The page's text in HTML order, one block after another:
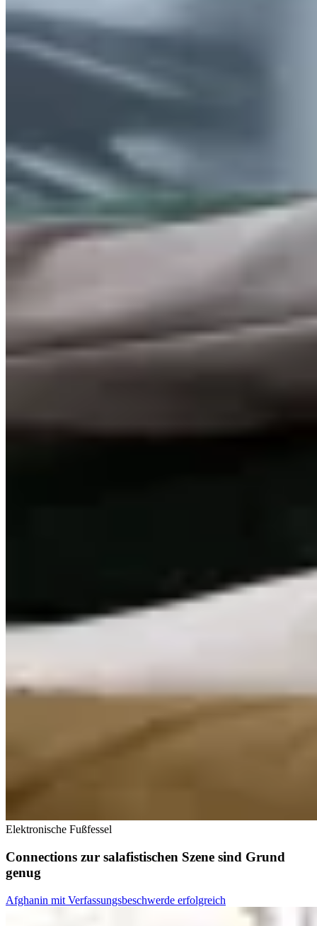
Elektronische Fußfessel
Connections zur salafistischen Szene sind Grund
genug
Afghanin mit Verfassungsbeschwerde erfolgreich